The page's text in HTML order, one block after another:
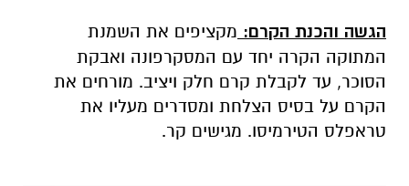
הגשה והכנת הקרם: מקציפים את השמנת
המתוקה הקרה יחד עם המסקרפונה ואבקת
הסוכר, עד לקבלת קרם חלק ויציב. מורחים את
הקרם על בסיס הצלחת ומסדרים מעליו את
טראפלס הטירמיסו. מגישים קר.